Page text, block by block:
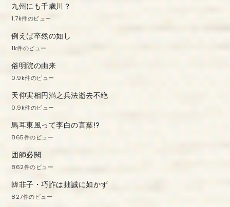
九州にも千歳川？
1.7k件のビュー
例えば卒然の如し
1k件のビュー
俗明院の由来
0.9k件のビュー
天仰実相円満之兵法逝去不絶
0.9k件のビュー
馬耳東風って李白の言葉!?
865件のビュー
囲師必闕
862件のビュー
韓非子・巧詐は拙誠に如かず
827件のビュー